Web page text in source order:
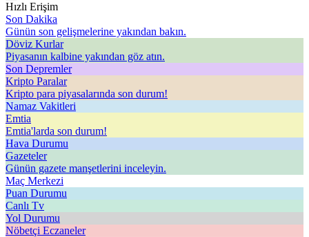
Hızlı Erişim
Son Dakika
Günün son gelişmelerine yakından bakın.
Döviz Kurlar
Piyasanın kalbine yakından göz atın.
Son Depremler
Kripto Paralar
Kripto para piyasalarında son durum!
Namaz Vakitleri
Emtia
Emtia'larda son durum!
Hava Durumu
Gazeteler
Günün gazete manşetlerini inceleyin.
Maç Merkezi
Puan Durumu
Canlı Tv
Yol Durumu
Nöbetçi Eczaneler